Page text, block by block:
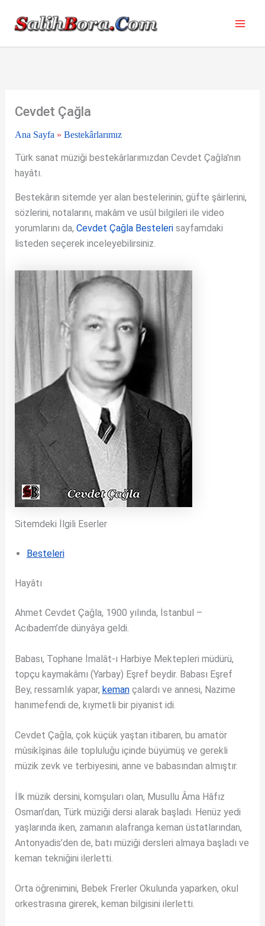
Cevdet Çağla
Ana Sayfa » Bestekârlarımız
Türk sanat müziği bestekârlarımızdan Cevdet Çağla'nın
hayâtı.
Bestekârın sitemde yer alan bestelerinin; güfte şâirlerini,
sözlerini, notalarını, makâm ve usûl bilgileri ile video
yorumlarını da, Cevdet Çağla Bestelerisayfamdaki
listeden seçerek inceleyebilirsiniz.
Sitemdeki İlgili Eserler
Besteleri
Hayâtı
Ahmet Cevdet Çağla, 1900 yılında, İstanbul –
Acıbadem’de dünyâya geldi.
Babası, Tophane İmalât-ı Harbiye Mektepleri müdürü,
topçu kaymakâmı (Yarbay) Eşref beydir. Babası Eşref
Bey, ressamlık yapar, kemançalardı ve annesi, Nazime
hanımefendi de, kıymetli bir piyanist idi.
Cevdet Çağla, çok küçük yaştan itibaren, bu amatör
mûsikîşinas âile topluluğu içinde büyümüş ve gerekli
müzik zevk ve terbiyesini, anne ve babasından almıştır.
İlk müzik dersini, komşuları olan, Musullu Âma Hâfız
Osman’dan, Türk müziği dersi alarak başladı. Henüz yedi
yaşlarında iken, zamanın alafranga keman üstatlarından,
Antonyadis’den de, batı müziği dersleri almaya başladı ve
keman tekniğini ilerletti.
Orta öğrenimini, Bebek Frerler Okulunda yaparken, okul
orkestrasına girerek, keman bilgisini ilerletti.